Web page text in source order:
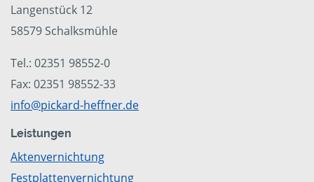
Langenstück 12
58579 Schalksmühle
Tel.: 02351 98552-0
Fax: 02351 98552-33
info@pickard-heffner.de
Leistungen
Aktenvernichtung
Festplattenvernichtung